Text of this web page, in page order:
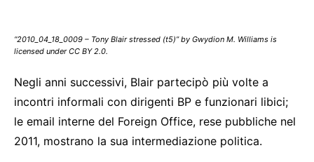
“2010_04_18_0009 – Tony Blair stressed (t5)” by Gwydion M. Williams is
licensed under CC BY 2.0.
Negli anni successivi, Blair partecipò più volte a
incontri informali con dirigenti BP e funzionari libici;
le email interne del Foreign Office, rese pubbliche nel
2011, mostrano la sua intermediazione politica.